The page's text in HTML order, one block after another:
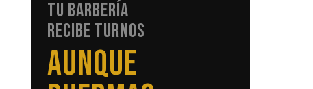
TU BARBERÍA
RECIBE TURNOS
SIN LLAMADAS